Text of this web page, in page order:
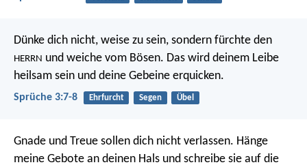
Dünke dich nicht, weise zu sein, sondern fürchte den
HERRN und weiche vom Bösen. Das wird deinem Leibe
heilsam sein und deine Gebeine erquicken.
Sprüche 3:7-8 Ehrfurcht Segen Übel
Gnade und Treue sollen dich nicht verlassen. Hänge
meine Gebote an deinen Hals und schreibe sie auf die